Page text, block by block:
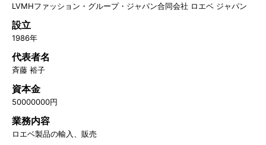
LVMHファッション・グループ・ジャパン合同会社 ロエベ ジャパン
設立
1986年
代表者名
斉藤 裕子
資本金
50000000円
業務内容
ロエベ製品の輸入、販売